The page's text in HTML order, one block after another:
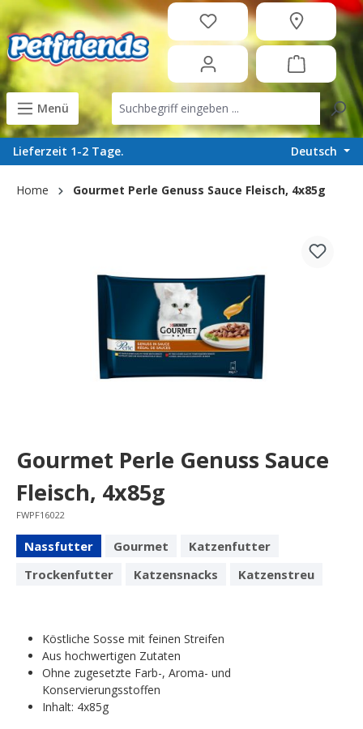
content
Menü
Lieferzeit 1-2 Tage. Deutsch
Home Gourmet Perle Genuss Sauce Fleisch, 4x85g
Gourmet Perle Genuss Sauce
Fleisch, 4x85g
FWPF16022
Nassfutter Gourmet
Katzenfutter
Trockenfutter
Katzensnacks Katzenstreu
Köstliche Sosse mit feinen Streifen
Aus hochwertigen Zutaten
Ohne zugesetzte Farb-, Aroma- und
Konservierungsstoffen
Inhalt: 4x85g